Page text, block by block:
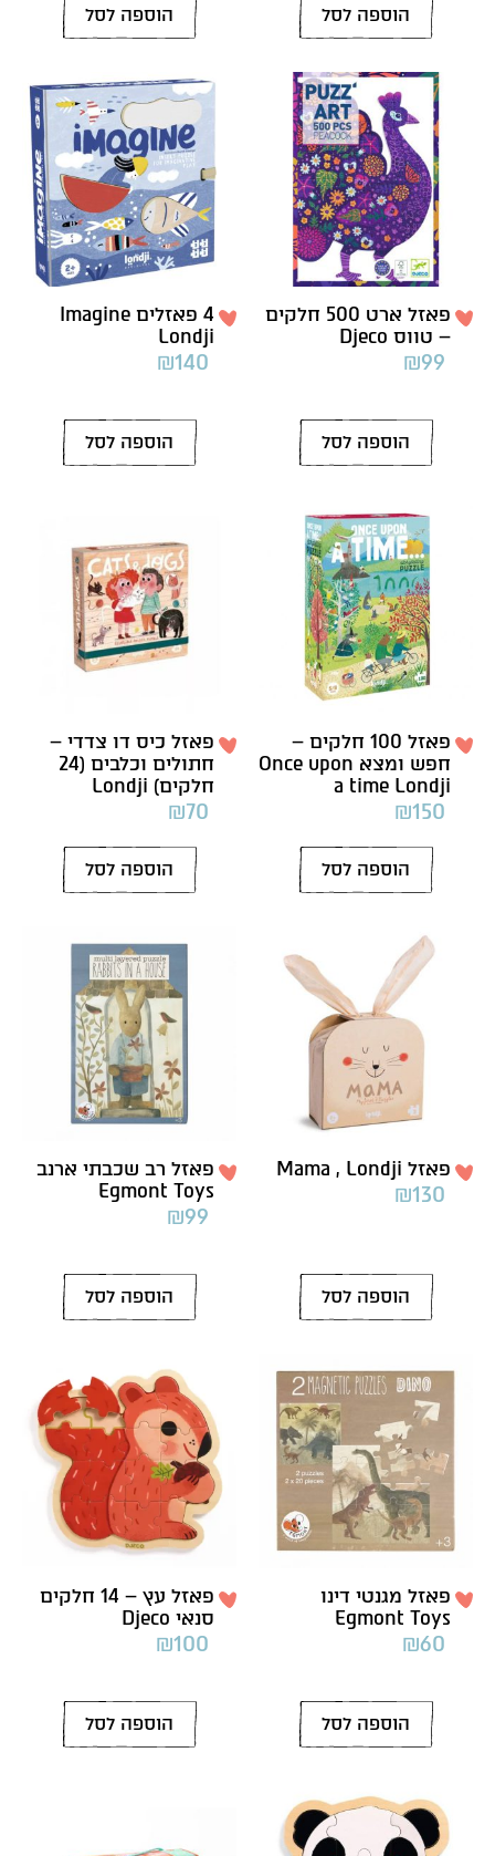
הוספה לסל הוספה לסל
פאזל ארט 500 חלקים
– טווס Djeco
₪99
הוספה לסל
4 פאזלים Imagine
Londji
₪140
הוספה לסל
פאזל 100 חלקים –
חפש ומצא Once upon
a time Londji
₪150
הוספה לסל
פאזל כיס דו צדדי –
חתולים וכלבים (24
חלקים) Londji
₪70
הוספה לסל
פאזל Mama , Londji
₪130
הוספה לסל
פאזל רב שכבתי ארנב
Egmont Toys
₪99
הוספה לסל
פאזל מגנטי דינו
Egmont Toys
₪60
הוספה לסל
פאזל עץ – 14 חלקים
סנאי Djeco
₪100
הוספה לסל